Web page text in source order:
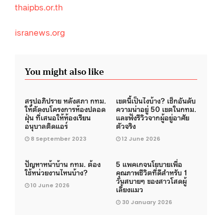
thaipbs.or.th
isranews.org
You might also like
สรุปอภิปราย หลังสภา กทม.
ให้ตัดงบโครงการห้องปลอด
ฝุ่น ที่เสนอให้ห้องเรียน
อนุบาลติดแอร์
8 September 2023
เขตนี้เป็นไงบ้าง? เช็กอันดับ
ความน่าอยู่ 50 เขตในกทม.
และฟังรีวิวจากผู้อยู่อาศัย
ตัวจริง
12 June 2026
ปัญหาหน้าบ้าน กทม. ต้อง
ใช้หน่วยงานไหนบ้าง?
10 June 2026
5 แพคเกจนโยบายเพื่อ
คุณภาพชีวิตที่ดีสำหรับ 1
วันสบายๆ ของสาวโสดผู้
เลี้ยงแมว
30 January 2026